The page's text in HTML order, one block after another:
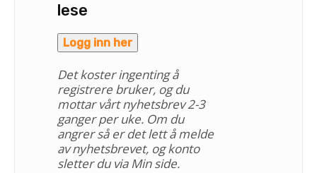
lese
Logg inn her
Det koster ingenting å
registrere bruker, og du
mottar vårt nyhetsbrev 2-3
ganger per uke. Om du
angrer så er det lett å melde
av nyhetsbrevet, og konto
sletter du via Min side.